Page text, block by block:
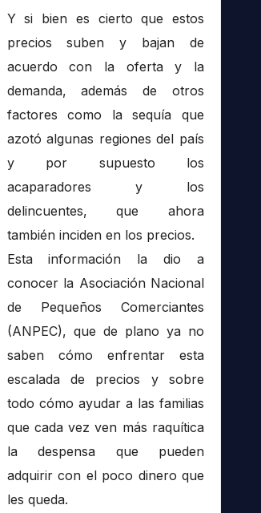
Y si bien es cierto que estos
precios suben y bajan de
acuerdo con la oferta y la
demanda, además de otros
factores como la sequía que
azotó algunas regiones del país
y por supuesto los
acaparadores y los
delincuentes, que ahora
también inciden en los precios.
Esta información la dio a
conocer la Asociación Nacional
de Pequeños Comerciantes
(ANPEC), que de plano ya no
saben cómo enfrentar esta
escalada de precios y sobre
todo cómo ayudar a las familias
que cada vez ven más raquítica
la despensa que pueden
adquirir con el poco dinero que
les queda.